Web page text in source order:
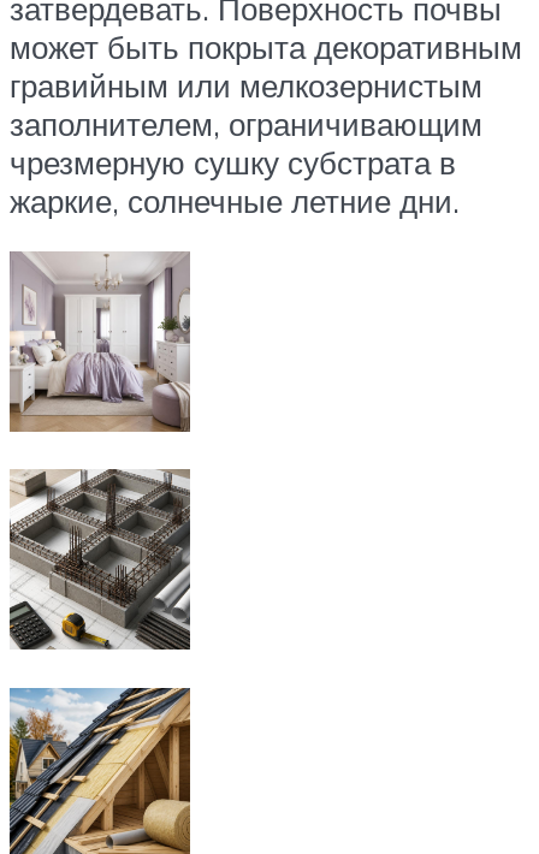
затвердевать. Поверхность почвы
может быть покрыта декоративным
гравийным или мелкозернистым
заполнителем, ограничивающим
чрезмерную сушку субстрата в
жаркие, солнечные летние дни.